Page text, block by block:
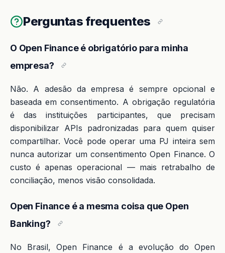
Perguntas frequentes
O Open Finance é obrigatório para minha
empresa?
Não. A adesão da empresa é sempre opcional e
baseada em consentimento. A obrigação regulatória
é das instituições participantes, que precisam
disponibilizar APIs padronizadas para quem quiser
compartilhar. Você pode operar uma PJ inteira sem
nunca autorizar um consentimento Open Finance. O
custo é apenas operacional — mais retrabalho de
conciliação, menos visão consolidada.
Open Finance é a mesma coisa que Open
Banking?
No Brasil, Open Finance é a evolução do Open